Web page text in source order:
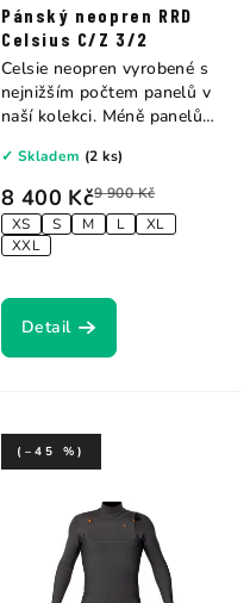
Pánský neopren RRD
Celsius C/Z 3/2
8 400 Kč9 900 Kč
XS S M L
XL
XXL
✓ Skladem (2 ks)
Detail
Celsie neopren vyrobené s
nejnižším počtem panelů v
naší kolekci. Méně panelů
(–45 %)